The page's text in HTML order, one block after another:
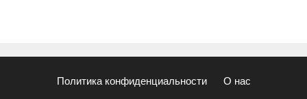
Политика конфиденциальности О нас